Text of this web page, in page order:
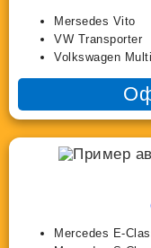
Mersedes Vito
VW Transporter
Volkswagen
Mercedes E-